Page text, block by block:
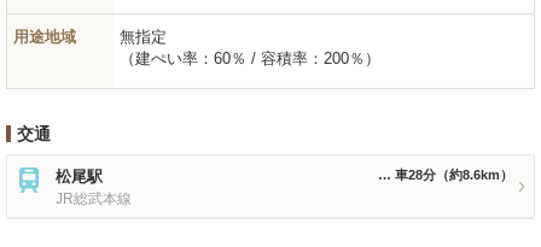
用途地域
無指定
（建ぺい率：60％ / 容積率：200％）
交通
松尾駅
JR総武本線
車28分 （約8.6km）